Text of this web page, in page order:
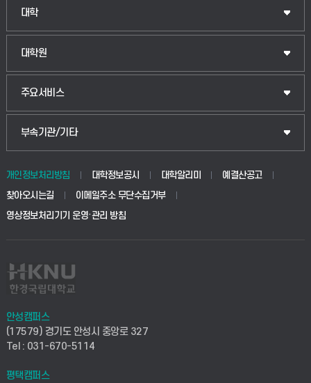
대학
인문융합공공인재학부
법경영학부
생명공학부
사회안전시스템공학부
컴퓨터응용수학부
ICT로봇기계공학부
대학원
일반대학원
산업대학원
공공정책대학원
교육대학원
주요서비스
입학안내
웹메일
학사시스템(전문학사 및 전공심화)
사이버캠퍼스(전문학사 및 전공심화)
시설바로처리서비스
연구실안전관리시스템
부속기관/기타
중앙도서관
학생생활관(안성)
산학협력단
취업지원센터
창업지원센터
개인정보처리방침 대학정보공시 대학알리미
예결산공고
찾아오시는길
이메일주소 무단수집거부
영상정보처리기기 운영·관리 방침
안성캠퍼스
(17579) 경기도 안성시 중앙로 327
Tel : 031-670-5114
평택캠퍼스